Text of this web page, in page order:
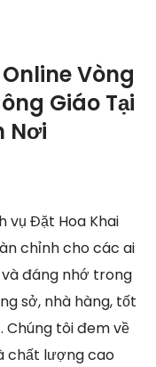
Vòng
Giáo Tại
Nơi
vụ Đặt Hoa Khai
chỉnh cho các ai
đáng nhớ trong
sở, nhà hàng, tốt
tôi đem về
chất lượng cao